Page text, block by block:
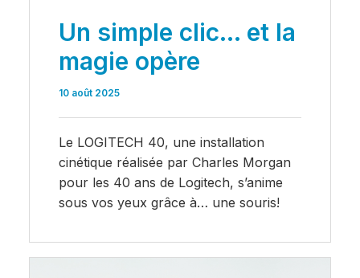
Un simple clic… et la
magie opère
10 août 2025
Le LOGITECH 40, une installation
cinétique réalisée par Charles Morgan
pour les 40 ans de Logitech, s’anime
sous vos yeux grâce à… une souris!